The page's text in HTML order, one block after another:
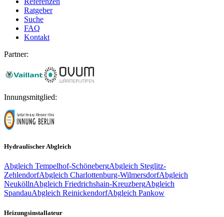
Ratgeber
Suche
FAQ
Kontakt
Partner:
Innungsmitglied:
Hydraulischer Abgleich
Abgleich Tempelhof-SchönebergAbgleich Steglitz-
ZehlendorfAbgleich Charlottenburg-WilmersdorfAbgleich
NeuköllnAbgleich Friedrichshain-KreuzbergAbgleich
SpandauAbgleich ReinickendorfAbgleich Pankow
Heizungsinstallateur